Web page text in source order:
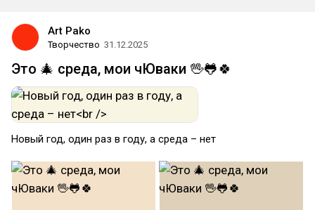
Art Pako
Творчество 31.12.2025
Это 🎄 среда, мои чЮваки 🖖🐸🍀
Новый год, один раз в году, а среда – нет